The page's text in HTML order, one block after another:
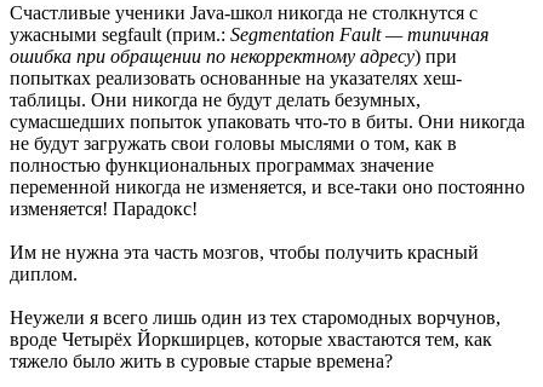
Счастливые ученики Java-школ никогда не столкнутся с
ужасными segfault (прим.: Segmentation Fault — типичная
ошибка при обращении по некорректному адресу) при
попытках реализовать основанные на указателях хеш-
таблицы. Они никогда не будут делать безумных,
сумасшедших попыток упаковать что-то в биты. Они никогда
не будут загружать свои головы мыслями о том, как в
полностью функциональных программах значение
переменной никогда не изменяется, и все-таки оно постоянно
изменяется! Парадокс!
Им не нужна эта часть мозгов, чтобы получить красный
диплом.
Неужели я всего лишь один из тех старомодных ворчунов,
вроде Четырёх Йоркширцев, которые хвастаются тем, как
тяжело было жить в суровые старые времена?